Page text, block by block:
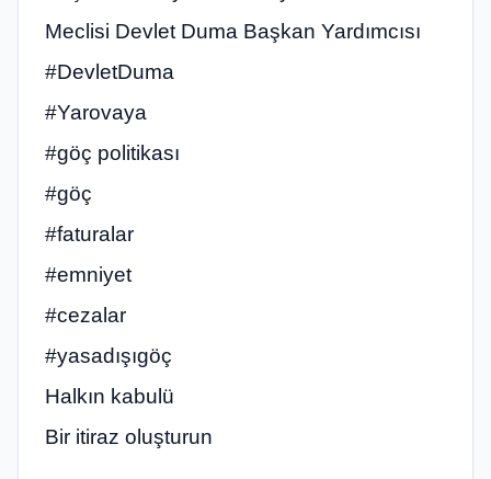
Meclisi Devlet Duma Başkan Yardımcısı
#DevletDuma
#Yarovaya
#göç politikası
#göç
#faturalar
#emniyet
#cezalar
#yasadışıgöç
Halkın kabulü
Bir itiraz oluşturun